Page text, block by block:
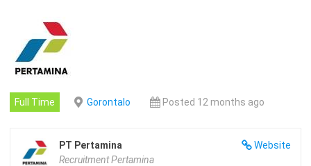
Full Time Gorontalo Posted 12 months ago
Website
PT Pertamina
Recruitment Pertamina